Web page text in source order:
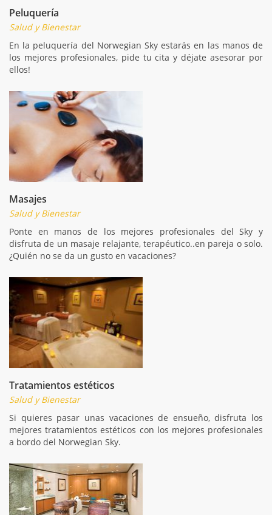
Peluquería
Salud y Bienestar
En la peluquería del Norwegian Sky estarás en las manos de
los mejores profesionales, pide tu cita y déjate asesorar por
ellos!
Masajes
Salud y Bienestar
Ponte en manos de los mejores profesionales del Sky y
disfruta de un masaje relajante, terapéutico..en pareja o solo.
¿Quién no se da un gusto en vacaciones?
Tratamientos estéticos
Salud y Bienestar
Si quieres pasar unas vacaciones de ensueño, disfruta los
mejores tratamientos estéticos con los mejores profesionales
a bordo del Norwegian Sky.